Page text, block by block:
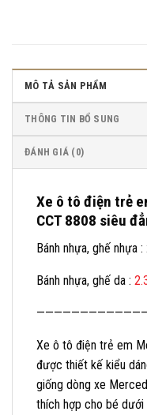
MÔ TẢ SẢN PHẨM
THÔNG TIN BỔ SUNG
ĐÁNH GIÁ (0)
Xe ô tô điện trẻ
CCT 8808 siêu
Bánh nhựa, ghế nhựa
Bánh nhựa, ghế da :
Xe ô tô điện trẻ em
được thiết kế kiểu
giống dòng xe
thích hợp cho bé